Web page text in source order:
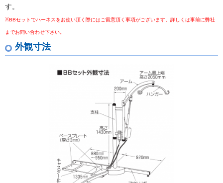
す。
※BBセットでハーネスをお使い頂く際にはご留意頂く事項がございます。詳しくは事前に弊社
までお問い合わせ下さい。
外観寸法